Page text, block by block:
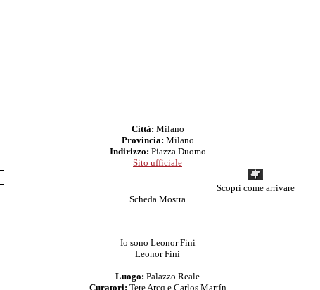
Città: Milano
Provincia: Milano
Indirizzo: Piazza Duomo
Sito ufficiale
Scopri come arrivare
Scheda Mostra
Io sono Leonor Fini
Leonor Fini
Luogo: Palazzo Reale
Curatori: Tere Arcq e Carlos Martín